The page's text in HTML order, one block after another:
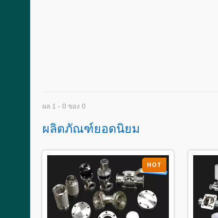
ผล 1 - 0 ของ 0
ผลิตภัณฑ์ยอดนิยม
HOT